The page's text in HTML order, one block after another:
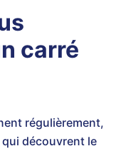
carré
régulièrement,
découvrent le